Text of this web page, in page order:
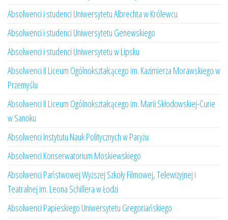
Absolwenci i studenci Uniwersytetu Albrechta w Królewcu
Absolwenci i studenci Uniwersytetu Genewskiego
Absolwenci i studenci Uniwersytetu w Lipsku
Absolwenci II Liceum Ogólnokształcącego im. Kazimierza Morawskiego w
Przemyślu
Absolwenci II Liceum Ogólnokształcącego im. Marii Skłodowskiej-Curie
w Sanoku
Absolwenci Instytutu Nauk Politycznych w Paryżu
Absolwenci Konserwatorium Moskiewskiego
Absolwenci Państwowej Wyższej Szkoły Filmowej, Telewizyjnej i
Teatralnej im. Leona Schillera w Łodzi
Absolwenci Papieskiego Uniwersytetu Gregoriańskiego